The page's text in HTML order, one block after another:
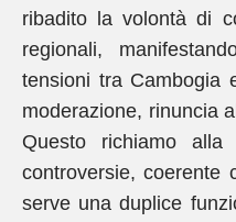
ribadito la volontà di
regionali,
tensioni tra Cambogia
moderazione, rinuncia
Questo richiamo alla
controversie, coerente
serve una duplice